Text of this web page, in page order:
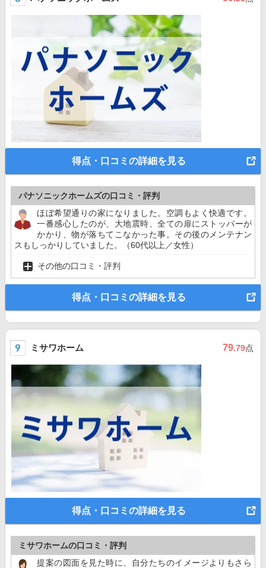
得点・口コミの詳細を見る
パナソニックホームズの口コミ・評判
ほぼ希望通りの家になりました。空調もよく快適です。
一番感心したのが、大地震時、全ての扉にストッパーが
かかり、物が落ちてこなかった事。その後のメンテナン
スもしっかりしていました。（60代以上／女性）
その他の口コミ・評判
得点・口コミの詳細を見る
ミサワホーム 79.79点
得点・口コミの詳細を見る
ミサワホームの口コミ・評判
提案の図面を見た時に、自分たちのイメージよりもさら